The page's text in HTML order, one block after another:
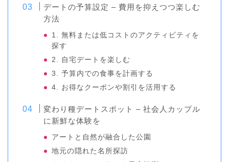
デートの予算設定 – 費用を抑えつつ楽しむ
方法
1. 無料または低コストのアクティビティを
探す
2. 自宅デートを楽しむ
3. 予算内での食事を計画する
4. お得なクーポンや割引を活用する
変わり種デートスポット – 社会人カップル
に新鮮な体験を
アートと自然が融合した公園
地元の隠れた名所探訪